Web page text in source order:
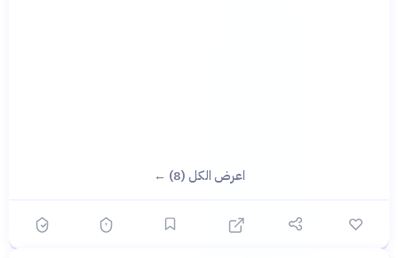
اعرض الكل (8) ←